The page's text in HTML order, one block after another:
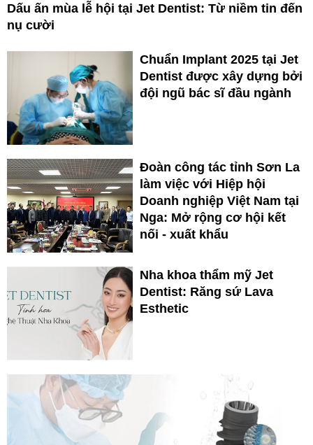
Dấu ấn mùa lễ hội tại Jet Dentist: Từ niềm tin đến
nụ cười
Chuẩn Implant 2025 tại Jet
Dentist được xây dựng bởi
đội ngũ bác sĩ đầu ngành
Đoàn công tác tỉnh Sơn La
làm việc với Hiệp hội
Doanh nghiệp Việt Nam tại
Nga: Mở rộng cơ hội kết
nối - xuất khẩu
Nha khoa thẩm mỹ Jet
Dentist: Răng sứ Lava
Esthetic